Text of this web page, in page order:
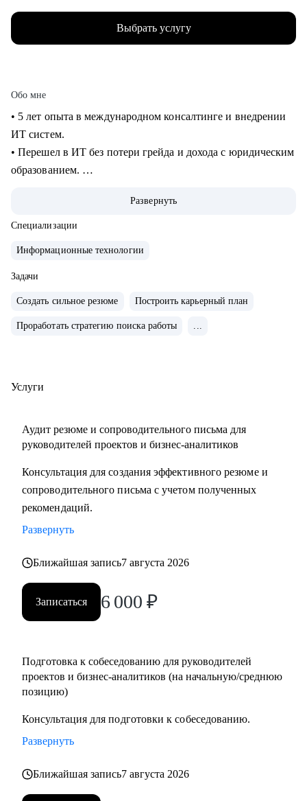
Выбрать услугу
Обо мне
• 5 лет опыта в международном консалтинге и внедрении
ИТ систем.
• Перешел в ИТ без потери грейда и дохода с юридическим
образованием.
должность руководителя проектов.
• На позиции бизнес-аналитика оптимизировал 300+
• Руководил проектом автоматизации бизнеса на 3000
пользователей.
• Провел 30+ карьерных консультаций.
направления в Сбере.
• Выделяющееся резюме.
• Консультации при смене профиля деятельности.
• Помощь в выборе обучающих материалов.
Кому могу помочь:
• Руководителям проектов.
• Студентам и выпускникам для поиска стажировки в ИТ.
• Специалистам из других сфер, которые хотят
попробовать себя в новой специальности.
• Новичкам, кто хочет начать работу в ИТ и не знает, с чего
Развернуть
Специализации
Информационные технологии
Задачи
Создать сильное резюме Построить карьерный план
Проработать стратегию поиска работы ...
Услуги
Аудит резюме и сопроводительного письма для
руководителей проектов и бизнес-аналитиков
Консультация для создания эффективного резюме и
сопроводительного письма с учетом полученных
рекомендаций.
Развернуть
Ближайшая запись7 августа 2026
Записаться 6 000 ₽
Подготовка к собеседованию для руководителей
проектов и бизнес-аналитиков (на начальную/среднюю
позицию)
Консультация для подготовки к собеседованию.
Развернуть
Ближайшая запись7 августа 2026